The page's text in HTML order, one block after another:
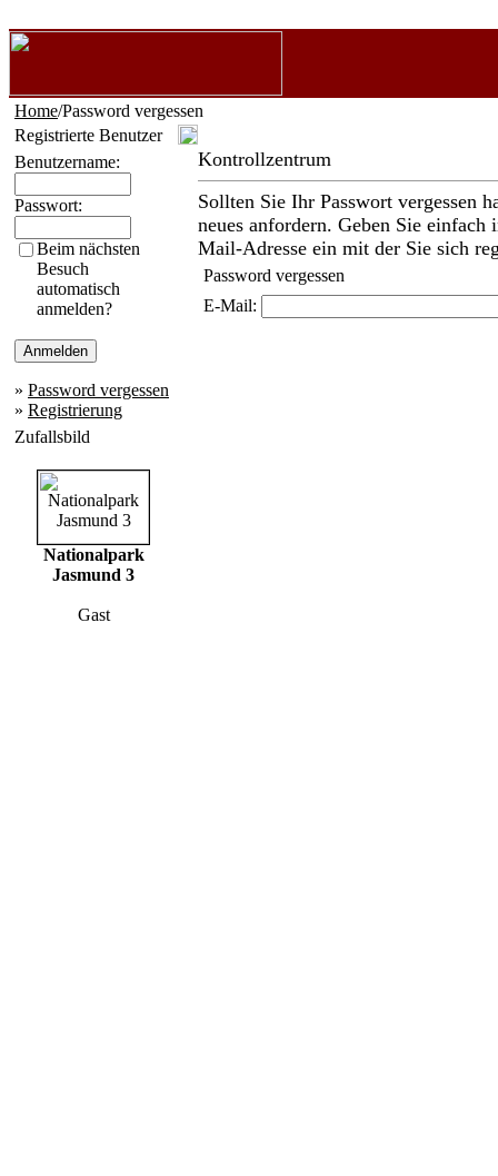
Home/Password vergessen
Registrierte Benutzer
Benutzername:
Passwort:
Beim nächsten
Besuch
automatisch
anmelden?
» Password vergessen
» Registrierung
Zufallsbild
Nationalpark
Jasmund 3
Gast
Kontrollzentrum
Sollten Sie Ihr Passwort vergessen
neues anfordern. Geben Sie
Mail-Adresse ein mit der Sie sich
Password vergessen
E-Mail: